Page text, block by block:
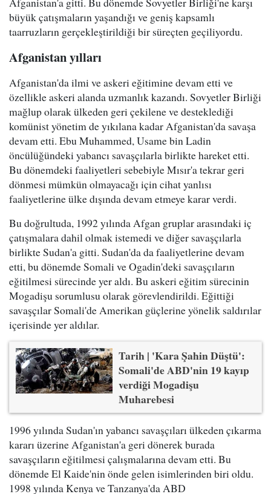
büyük çatışmaların yaşandığı ve geniş kapsamlı
taarruzların gerçekleştirildiği bir süreçten geçiliyordu.
Afganistan yılları
Afganistan'da ilmi ve askeri eğitimine devam etti ve
özellikle askeri alanda uzmanlık kazandı. Sovyetler Birliği
mağlup olarak ülkeden geri çekilene ve desteklediği
komünist yönetim de yıkılana kadar Afganistan'da savaşa
devam etti. Ebu Muhammed, Usame bin Ladin
öncülüğündeki yabancı savaşçılarla birlikte hareket etti.
Bu dönemdeki faaliyetleri sebebiyle Mısır'a tekrar geri
dönmesi mümkün olmayacağı için cihat yanlısı
faaliyetlerine ülke dışında devam etmeye karar verdi.
Bu doğrultuda, 1992 yılında Afgan gruplar arasındaki iç
çatışmalara dahil olmak istemedi ve diğer savaşçılarla
birlikte Sudan'a gitti. Sudan'da da faaliyetlerine devam
etti, bu dönemde Somali ve Ogadin'deki savaşçıların
eğitilmesi sürecinde yer aldı. Bu askeri eğitim sürecinin
Mogadişu sorumlusu olarak görevlendirildi. Eğittiği
savaşçılar Somali'de Amerikan güçlerine yönelik saldırılar
içerisinde yer aldılar.
Tarih | 'Kara Şahin Düştü':
Somali'de ABD'nin 19 kayıp
verdiği Mogadişu
Muharebesi
1996 yılında Sudan'ın yabancı savaşçıları ülkeden çıkarma
kararı üzerine Afganistan'a geri dönerek burada
savaşçıların eğitilmesi çalışmalarına devam etti. Bu
dönemde El Kaide'nin önde gelen isimlerinden biri oldu.
1998 yılında Kenya ve Tanzanya'da ABD